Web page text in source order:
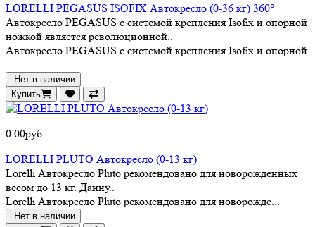
LORELLI PEGASUS ISOFIX Автокресло (0-36 кг) 360°
Автокресло PEGASUS с системой крепления Isofix и опорной
ножкой является революционной..
Автокресло PEGASUS с системой крепления Isofix и опорной
...
Нет в наличии
Купить
0.00руб.
LORELLI PLUTO Автокресло (0-13 кг)
Lorelli Автокресло Pluto рекомендовано для новорожденных
весом до 13 кг. Данну..
Lorelli Автокресло Pluto рекомендовано для новорожде...
Нет в наличии